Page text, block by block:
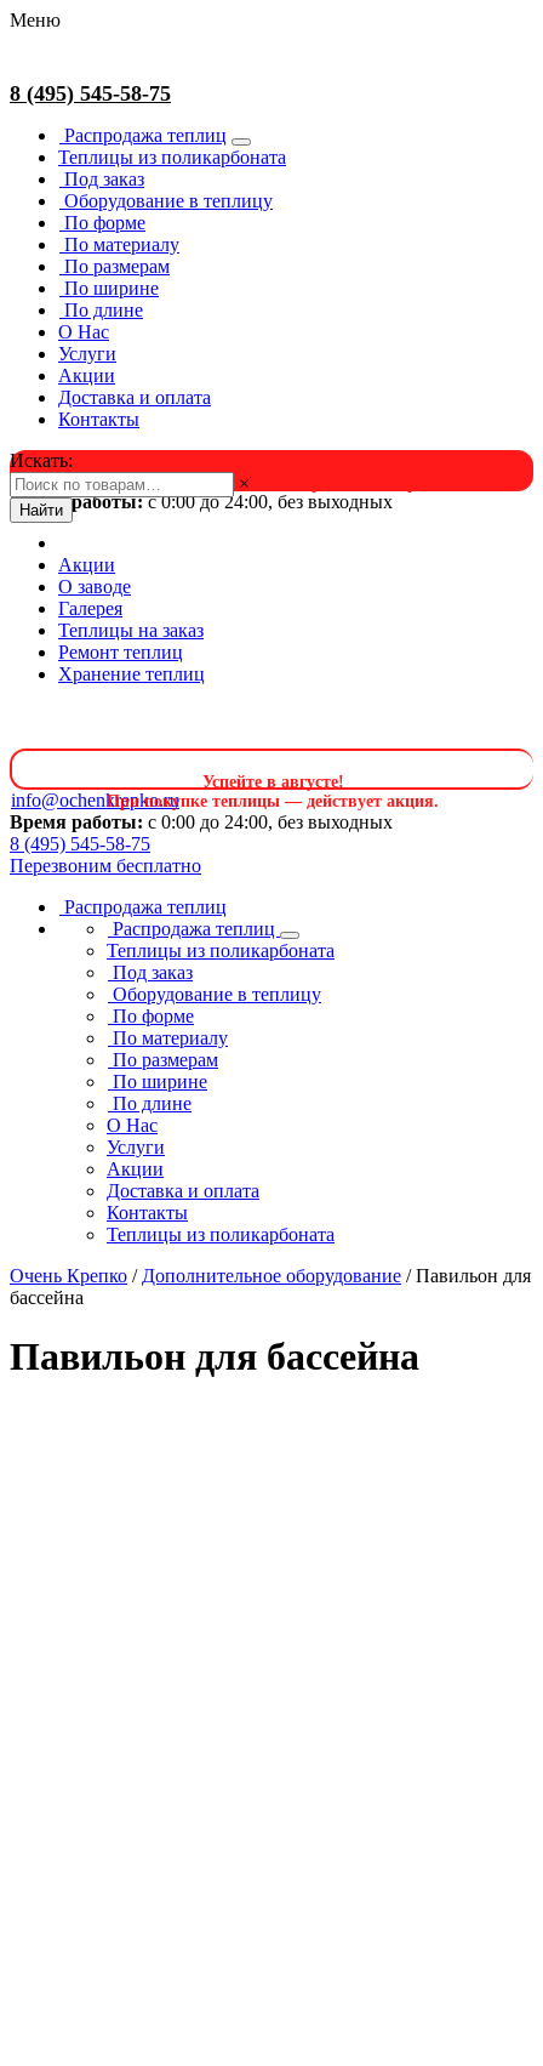
Меню
8 (495) 545-58-75
Распродажа теплиц
Теплицы из поликарбоната
Под заказ
Оборудование в теплицу
По форме
По материалу
По размерам
По ширине
По длине
О Нас
Услуги
Акции
Доставка и оплата
Контакты
Искать:
×
Найти
Успейте в августе! Скидка и подарок на выбор. Звоните!
Время работы:с 0:00 до 24:00, без выходных
Акции
О заводе
Галерея
Теплицы на заказ
Ремонт теплиц
Хранение теплиц
Успейте в августе!
При покупке теплицы — действует акция.
info@ochenkrepko.ru
Время работы: с 0:00 до 24:00, без выходных
8 (495) 545-58-75
Перезвоним бесплатно
Распродажа теплиц
Распродажа теплиц
Теплицы из поликарбоната
Под заказ
Оборудование в теплицу
По форме
По материалу
По размерам
По ширине
По длине
О Нас
Услуги
Акции
Доставка и оплата
Контакты
Теплицы из поликарбоната
Очень Крепко / Дополнительное оборудование / Павильон для
бассейна
Павильон для бассейна